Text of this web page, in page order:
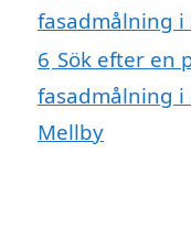
fasadmålning i
6 Sök efter en
fasadmålning i
Mellby